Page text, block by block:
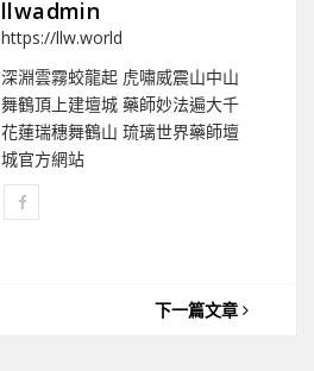
llwadmin
https://llw.world
深淵雲霧蛟龍起 虎嘯威震山中山
舞鶴頂上建壇城 藥師妙法遍大千
花蓮瑞穗舞鶴山 琉璃世界藥師壇
城官方網站
下一篇文章